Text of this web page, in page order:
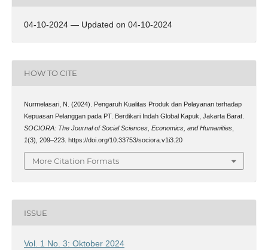
04-10-2024 — Updated on 04-10-2024
HOW TO CITE
Nurmelasari, N. (2024). Pengaruh Kualitas Produk dan Pelayanan terhadap
Kepuasan Pelanggan pada PT. Berdikari Indah Global Kapuk, Jakarta Barat.
SOCIORA: The Journal of Social Sciences, Economics, and Humanities,
1(3), 209–223. https://doi.org/10.33753/sociora.v1i3.20
More Citation Formats
ISSUE
Vol. 1 No. 3: Oktober 2024